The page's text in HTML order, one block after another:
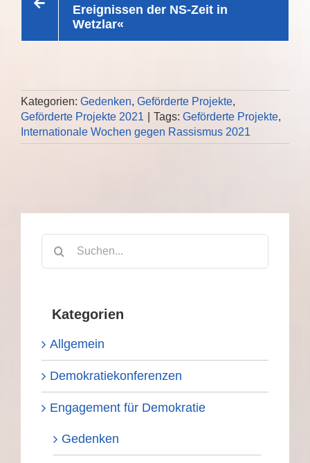
Ereignissen der NS-Zeit in
Wetzlar«
Kategorien: Gedenken, Geförderte Projekte,
Geförderte Projekte 2021
Tags: Geförderte Projekte,
Internationale Wochen gegen Rassismus 2021
nach:
Kategorien
Allgemein
Demokratiekonferenzen
Engagement für Demokratie
Gedenken